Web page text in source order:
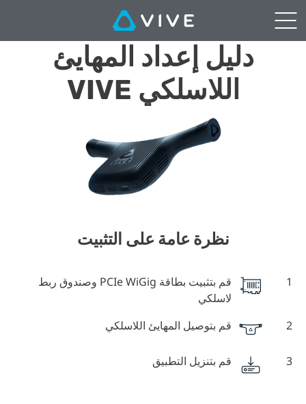
إعداد
المهايئ
اللاسلكي
دليل إعداد المهايئ
اللاسلكي VIVE
نظرة عامة على التثبيت
1
قم بتثبيت بطاقة PCIe WiGig وصندوق ربط
لاسلكي
2
قم بتوصيل المهايئ اللاسلكي
3 قم بتنزيل التطبيق